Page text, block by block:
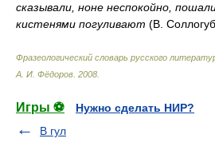
сказывали, ноне неспокойно,
кистенями погуливают (В.
Фразеологический словарь русского
А. И. Фёдоров 2008
Игры ⚽
Нужно сделать НИР?
В гул